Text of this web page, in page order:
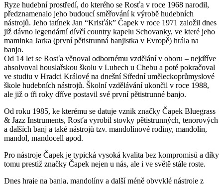
Ryze hudební prostředí, do kterého se Rosťa v roce 1968 narodil,
předznamenalo jeho budoucí směřování k výrobě hudebních
nástrojů. Jeho tatínek Jan “Krisťák” Čapek v roce 1971 založil dnes
již dávno legendární dívčí country kapelu Schovanky, ve které jeho
maminka Jarka (první pětistrunná banjistka v Evropě) hrála na
banjo.
Od 14 let se Rosťa věnoval odbornému vzdělání v oboru – nejdříve
absolvoval houslařskou školu v Lubech u Chebu a poté pokračoval
ve studiu v Hradci Králové na dnešní Střední uměleckoprůmyslové
škole hudebních nástrojů. Školní vzdělávání ukončil v roce 1988,
ale již o tři roky dříve postavil své první pětistrunné banjo.
Od roku 1985, ke kterému se datuje vznik značky Čapek Bluegrass
& Jazz Instruments, Rosťa vyrobil stovky pětistrunných, tenorových
a dalších banj a také nástrojů tzv. mandolínové rodiny, mandolín,
mandol, mandocell apod.
Pro nástroje Čapek je typická vysoká kvalita bez kompromisů a díky
tomu prestiž značky Čapek nejen u nás, ale i ve světě stále roste.
Dnes hraje na banja, mandolíny a další méně obvyklé nástroje z